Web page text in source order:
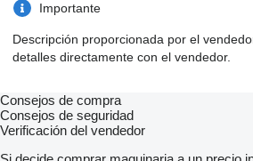
Importante
Descripción proporcionada por el
detalles directamente con el vendedor.
Consejos de compra
Consejos de seguridad
Verificación del vendedor